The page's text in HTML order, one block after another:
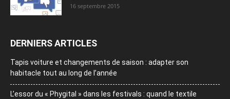
16 septembre 2015
DERNIERS ARTICLES
Tapis voiture et changements de saison : adapter son
habitacle tout au long de l’année
L’essor du « Phygital » dans les festivals : quand le textile